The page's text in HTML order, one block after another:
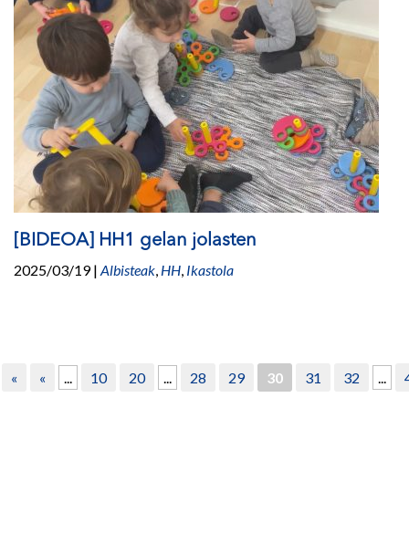
[BIDEOA] HH1 gelan jolasten
2025/03/19| Albisteak, HH, Ikastola
« « ... 10 20 ... 28 29 30 31 32 ...